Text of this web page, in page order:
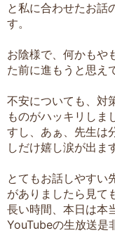
と私に合わせたお話
す。
お陰様で、何かもや
た前に進もうと思え
不安についても、対
ものがハッキリしま
すし、あぁ、先生は
しだけ嬉し涙が出ま
とてもお話しやすい
がありましたら見て
長い時間、本日は本
YouTubeの生放送是